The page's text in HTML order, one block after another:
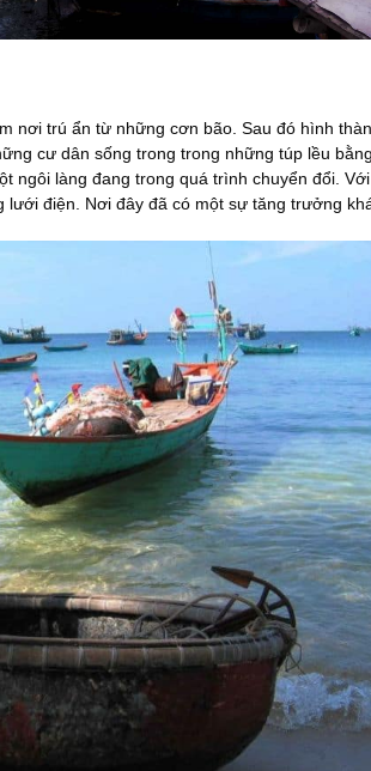
nơi trú ẩn từ những cơn bão. Sau đó hình
cư dân sống trong trong những túp lều
ngôi làng đang trong quá trình chuyển đổi.
điện. Nơi đây đã có một sự tăng trưởng